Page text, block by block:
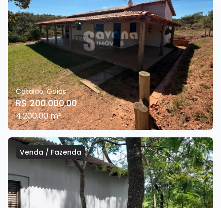
Catalão,Goiás
R$ 200.000,00
4.200,00m²
Venda / Fazenda